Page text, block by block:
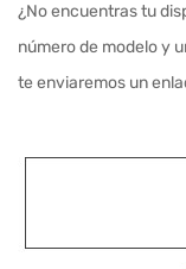
¿No encuentras tu
número de modelo y
te enviaremos un